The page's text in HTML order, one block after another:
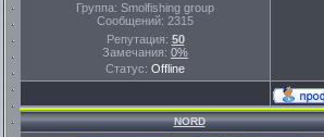
Группа: Smolfishing group
Сообщений: 2315
Репутация: 50
Замечания: 0%
Статус: Offline
NORD